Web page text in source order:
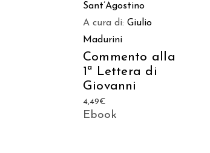
Sant’Agostino
A cura di: Giulio
Madurini
Commento alla
1ª Lettera di
Giovanni
4,49€
Ebook